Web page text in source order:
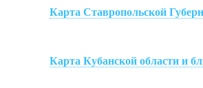
Карта Ставропольской
Карта Кубанской области и